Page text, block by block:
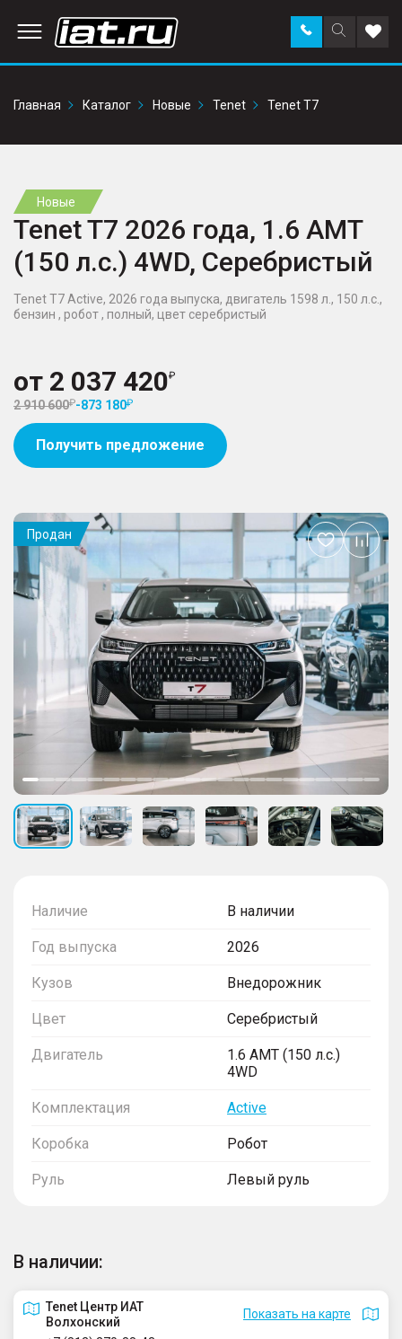
Поиск
по
Заказать
звонок в
Главная
Каталог Новые Tenet Tenet T7
Новые
Tenet T7 2026 года, 1.6 AMT
(150 л.с.) 4WD, Серебристый
Tenet T7 Active, 2026 года выпуска, двигатель 1598 л., 150 л.с.,
бензин , робот , полный, цвет серебристый
от 2 037 420
2 910 600 -873 180
Получить предложение
Наличие В наличии
Год выпуска 2026
Кузов Внедорожник
Цвет Серебристый
Двигатель
1.6 AMT (150 л.с.)
4WD
Комплектация Active
Коробка Робот
Руль Левый руль
В наличии:
Tenet Центр ИАТ
Волхонский
Показать на карте
Продан
Добавить
в
избранное